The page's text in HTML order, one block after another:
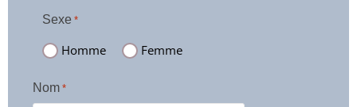
Sexe *
Homme Femme
Nom *